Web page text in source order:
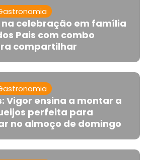
na celebração em família
Pais com combo
compartilhar
Vigor ensina a montar a
perfeita para
no almoço de domingo